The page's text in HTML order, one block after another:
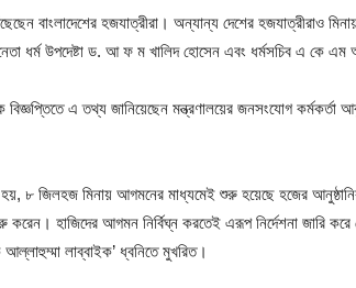
বাংলাদেশের হজযাত্রীরা। অন্যান্য দেশের হজযাত্রীরাও
ধর্ম উপদেষ্টা ড. আ ফ ম খালিদ হোসেন এবং ধর্মসচিব এ কে
বিজ্ঞপ্তিতে এ তথ্য জানিয়েছেন মন্ত্রণালয়ের জনসংযোগ কর্মকর্তা
৮ জিলহজ মিনায় আগমনের মাধ্যমেই শুরু হয়েছে হজের
হাজিদের আগমন নির্বিঘ্ন করতেই এরূপ নির্দেশনা জারি
আল্লাহুম্মা লাব্বাইক’ ধ্বনিতে মুখরিত।